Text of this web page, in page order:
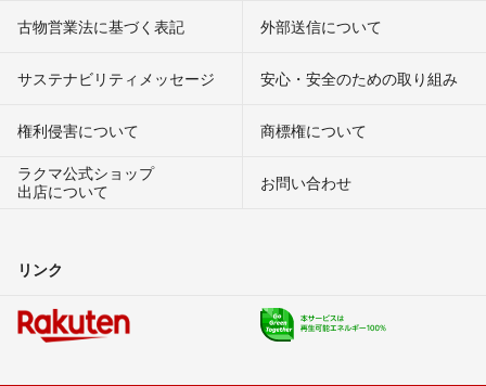
古物営業法に基づく表記 外部送信について
サステナビリティメッセージ 安心・安全のための取り組み
権利侵害について
商標権について
ラクマ公式ショップ
出店について
お問い合わせ
リンク